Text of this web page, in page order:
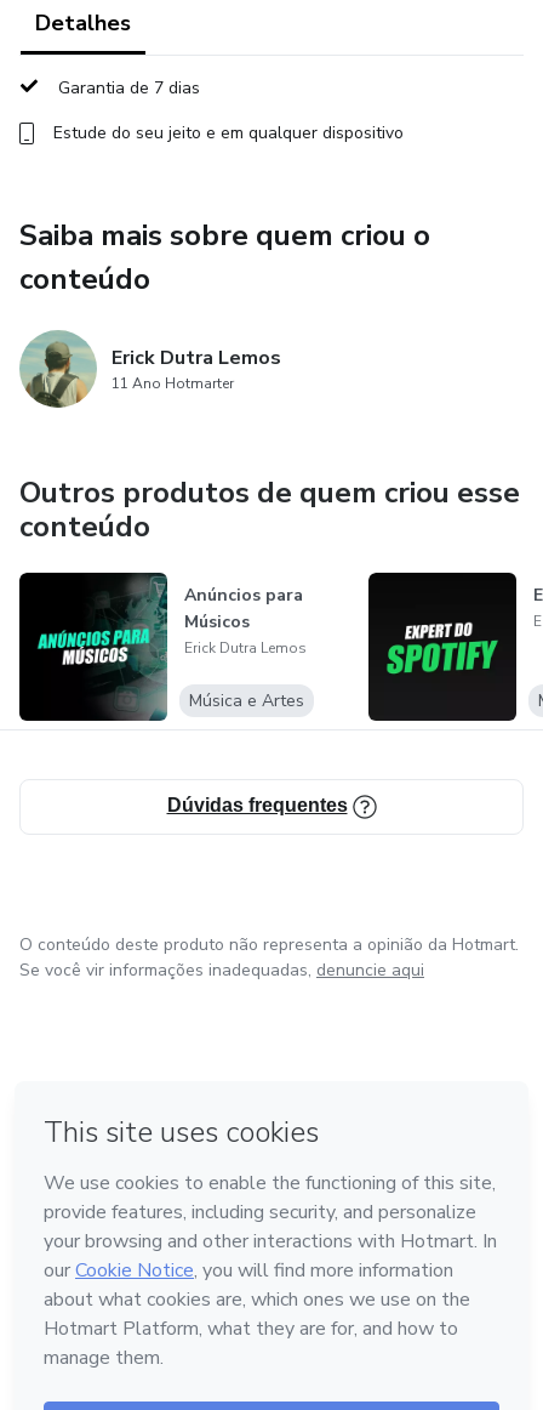
Detalhes
Garantia de 7 dias
Estude do seu jeito e em qualquer dispositivo
Saiba mais sobre quem criou o
conteúdo
Erick Dutra Lemos
11 Ano Hotmarter
Outros produtos de quem criou esse
conteúdo
Anúncios para
Músicos
Erick Dutra Lemos
Música e Artes
Dúvidas frequentes
O conteúdo deste produto não representa a opinião da Hotmart.
Se você vir informações inadequadas, denuncie aqui
Feito com ❤
em Belo Horizonte
Conheça a Hotmart
Idioma